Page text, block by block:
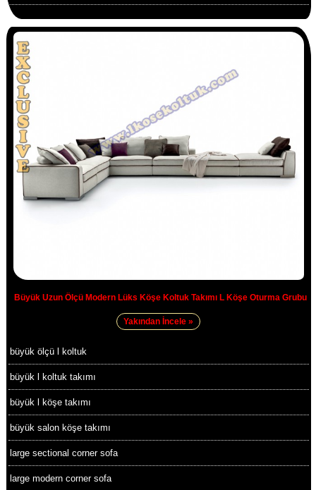
Büyük Uzun Ölçü Modern Lüks Köşe Koltuk Takımı L Köşe Oturma Grubu
Yakından İncele »
büyük ölçü l koltuk
büyük l koltuk takımı
büyük l köşe takımı
büyük salon köşe takımı
large sectional corner sofa
large modern corner sofa